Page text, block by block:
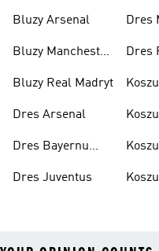
Bluzy Arsenal
Bluzy Manchester
Bluzy Real Madryt
Dres Arsenal
Dres Bayernu
Dres Juventus
Dres
Dres